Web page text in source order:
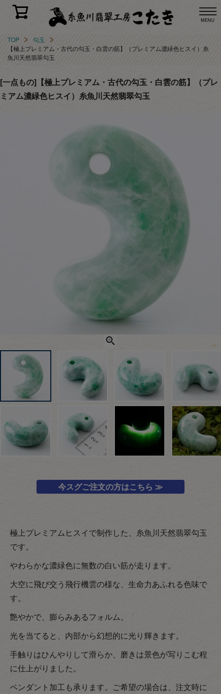
MENU
TOP
勾玉
【極上プレミアム・古代の勾玉・白雲の筋】（プレミアム濃緑色ヒスイ）糸
魚川天然翡翠勾玉
[一点もの]【極上プレミアム・古代の勾玉・白雲の筋】（プレ
ミアム濃緑色ヒスイ）糸魚川天然翡翠勾玉
今スグご注文の方はこちら ≫
極上プレミアムヒスイで制作した、糸魚川天然翡翠勾玉
です。
やわらかな濃緑色に無数の白い筋が走ります。
大空に飛び交う飛行機雲の様な、生命力あふれる色味で
す。
艶やかで、膨らみあるフォルム。
光を当てると、内部から幻想的に光り輝きます。
手触りはひんやりして滑らか、磨きは景色が写りこむ程
に仕上がりました。
ペンダント加工も承ります。ご希望の場合は、注文時に